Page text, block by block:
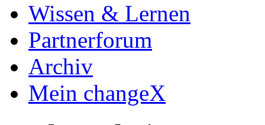
Wissen & Lernen
Partnerforum
Archiv
Mein changeX